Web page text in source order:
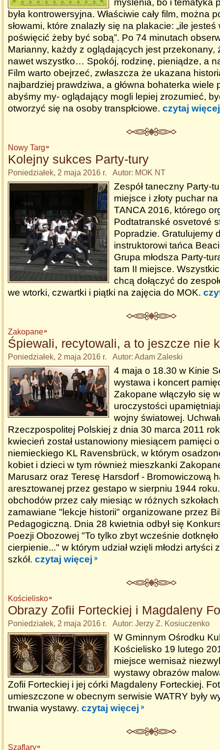
myślenia, bo i tematyka
była kontrowersyjna. Właściwie cały film, można
słowami, które znalazły się na plakacie: „ile jesteś
poświęcić żeby być sobą”. Po 74 minutach
Marianny, każdy z oglądających jest przekonany,
nawet wszystko… Spokój, rodzinę, pieniądze, a
Film warto obejrzeć, zwłaszcza że ukazana
najbardziej prawdziwa, a główna bohaterka wiele
abyśmy my- oglądający mogli lepiej zrozumieć,
otworzyć się na osoby transpłciowe. czytaj więcej
Nowy Targ
Kolejny sukces Party-tury
Poniedziałek, 2 maja 2016 r. Autor: MOK NT
Zespół taneczny Party-
miejsce i złoty puchar
TANCA 2016, którego
Podtatranské osvetové
Popradzie. Gratulujemy
instruktorowi tańca
Grupa młodsza Party-
tam II miejsce.
chcą dołączyć do
we wtorki, czwartki i piątki na zajęcia do MOK.
Zakopane
Śpiewali, recytowali, a to jeszcze nie
Poniedziałek, 2 maja 2016 r. Autor: Adam Zaleski
4 maja o 18.30 w Kinie
wystawa i koncert
Zakopane włączyło się
uroczystości
wojny światowej.
Rzeczpospolitej Polskiej z dnia 30 marca 2011
kwiecień został ustanowiony miesiącem pamięci
niemieckiego KL Ravensbrück, w którym
kobiet i dzieci w tym również mieszkanki
Marusarz oraz Teresę Harsdorf - Bromowiczową
aresztowanej przez gestapo w sierpniu 1944
obchodów przez cały miesiąc w różnych
zamawiane "lekcje historii" organizowane przez
Pedagogiczną. Dnia 28 kwietnia odbył się
Poezji Obozowej "To tylko zbyt wcześnie
cierpienie..." w którym udział wzięli młodzi artyści
szkół. czytaj więcej
Kościelisko
Obrazy Zofii Forteckiej i Magdaleny
Poniedziałek, 2 maja 2016 r. Autor: Jerzy Z. Kosiuczenko
W Gminnym Ośrodku
Kościelisko 19 lutego
miejsce wernisaż
wystawy obrazów
Zofii Forteckiej i jej córki Magdaleny Forteckiej.
umieszczone w obecnym serwisie WATRY były
trwania wystawy. czytaj więcej
Szaflary